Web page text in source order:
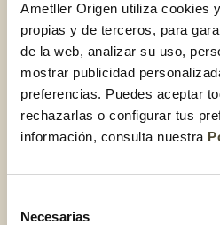
Ametller Origen utiliza cookies
propias y de terceros, para
de la web, analizar su uso,
mostrar publicidad
preferencias. Puedes aceptar
rechazarlas o configurar tus
información, consulta nuestra
Necesarias
Cuando saques con el vino la
¼ litro de agua o de caldo de
Liga el zumo con un poco de
poco de agua fría. Cuando
punto de sal.
Cuando esté a punto, filetea
acompáñalo aparte con la
desengrasamiento, y con un
Compartir: